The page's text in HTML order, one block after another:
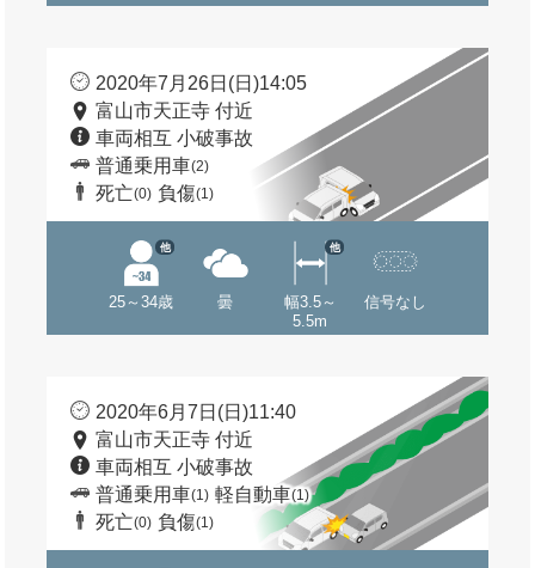
2020年7月26日(日)14:05
富山市天正寺 付近
車両相互 小破事故
普通乗用車(2)
死亡(0) 負傷(1)
25～34歳
他
曇
幅3.5～
5.5m
他
信号なし
2020年6月7日(日)11:40
富山市天正寺 付近
車両相互 小破事故
普通乗用車(1) 軽自動車(1)
死亡(0) 負傷(1)